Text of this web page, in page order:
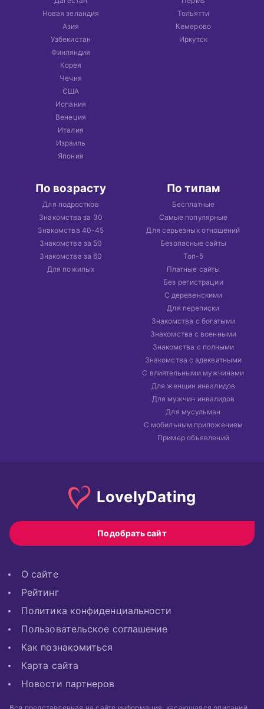
Новая зеландия
Азия
Узбекистан
Финляндия
Корея
Чечня
США
Испания
Венеция
Италия
Израиль
Япония
Тольятти
Кемерово
Иркутск
По возрасту
Для подростков
Знакомства за 30
Знакомства 40-45
Знакомства за 50
Знакомства за 60
Для пожилых
По типам
Бесплатные
Самые популярные
Для серьезных отношений
Безопасные сайты
Топ-5
Платные сайты
Без регистрации
С деревенскими
Для переписки
Знакомства с богатыми
Знакомства с военными
Знакомства с полными
Знакомства с адекватными
С влиятельными мужчинами
Для женщин инвалидов
Для мужчин инвалидов
Для мусульман
С мобильным приложением
Пример объявлений
LovelyDating
Подобрать сайт
О сайте
Рейтинг
Политика конфиденциальности
Пользовательское соглашение
Как познакомиться
Карта сайта
Новости партнеров